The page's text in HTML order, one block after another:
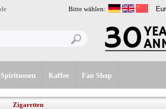
Bitte wählen:
Spirituosen Kaffee Fan Shop
Zigaretten